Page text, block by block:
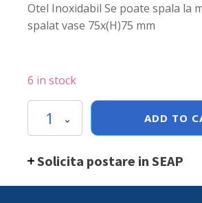
Otel Inoxidabil Se poate spala la
spalat vase 75x(H)75 mm
6 in stock
Hendi
pentru
otel
ADD TO
Solicita postare in SEAP